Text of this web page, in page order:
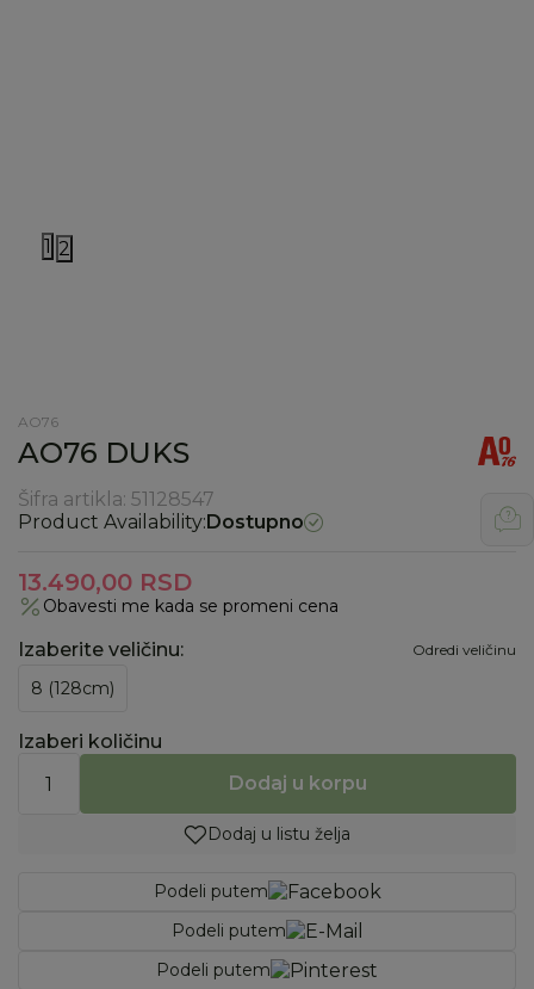
1 2
AO76
AO76 DUKS
Šifra artikla: 51128547
Product Availability:Dostupno
13.490,00 RSD
Obavesti me kada se promeni cena
Izaberite veličinu: Odredi veličinu
8 (128cm)
Izaberi količinu
Dodaj u korpu
Dodaj u listu želja
Podeli putem
Podeli putem
Podeli putem